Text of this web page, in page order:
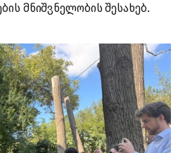
მნიშვნელობის შესახებ.